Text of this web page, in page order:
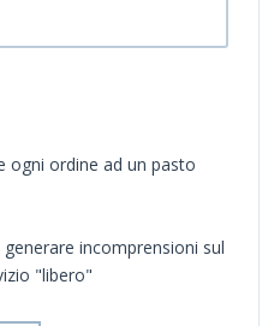
ogni ordine ad un pasto
incomprensioni sul
"libero"